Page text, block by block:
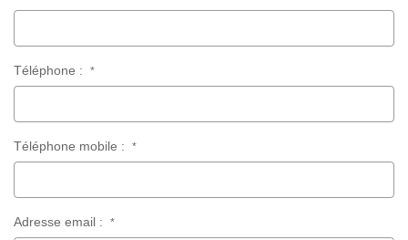
Téléphone : *
Téléphone mobile : *
Adresse email : *